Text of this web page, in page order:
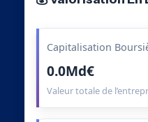
Capitalisation
0.0Md€
Valeur totale de